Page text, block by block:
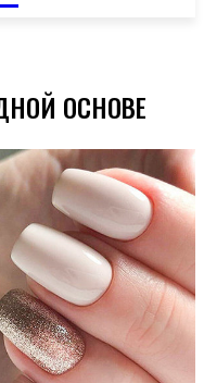
ОСНОВЕ